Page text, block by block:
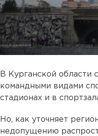
В Курганской области
командными видами
стадионах и в
Но, как уточняет
недопущению